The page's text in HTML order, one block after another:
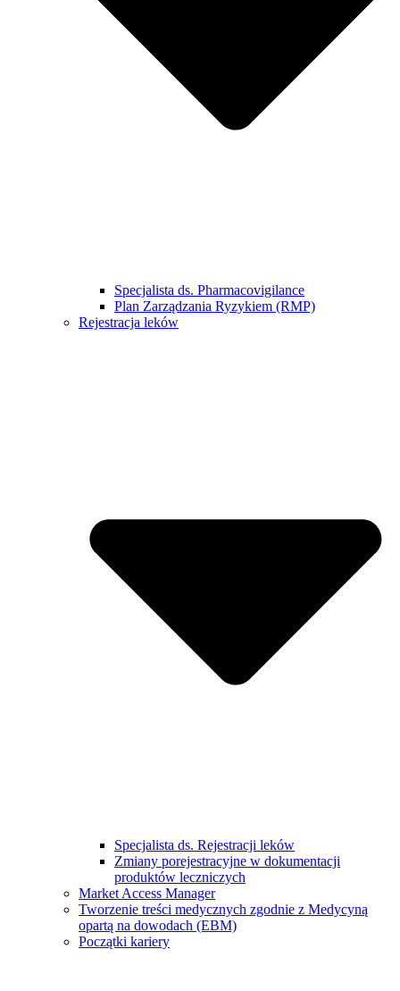
Specjalista ds. Pharmacovigilance
Plan Zarządzania Ryzykiem (RMP)
Rejestracja leków
Specjalista ds. Rejestracji leków
Zmiany porejestracyjne w dokumentacji
produktów leczniczych
Market Access Manager
Tworzenie treści medycznych zgodnie z Medycyną
opartą na dowodach (EBM)
Początki kariery